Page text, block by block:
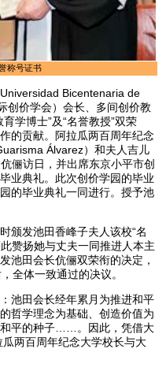
称号证书
Bicentenaria de
创价学会）会长、多间创价教
学博士”及“名誉教授”双荣
的贡献。阿拉瓜两百周年纪念
Álvarez）和夫人吉儿
俪访日，并出席东京小平市创
业典礼。此次创价学园的毕业
的毕业典礼一同进行。授予池
颁发池田香峰子夫人该校“名
赞扬她与丈夫一同推进人本主
池田会长伉俪双荣衔的决定，
全体一致通过的决议。
池田会长经年累月为推进和平
哲学理念为基础、创造价值为
和平的种子……。因此，凭借大
两百周年纪念大学校长与大